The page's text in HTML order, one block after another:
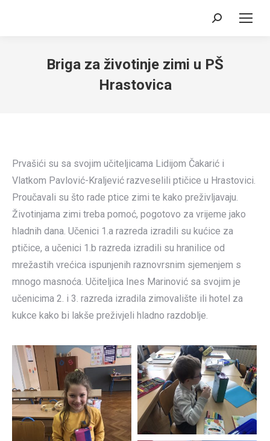
Search:
Briga za životinje zimi u PŠ
Hrastovica
Prvašići su sa svojim učiteljicama Lidijom Čakarić i
Vlatkom Pavlović-Kraljević razveselili ptičice u Hrastovici.
Proučavali su što rade ptice zimi te kako preživljavaju.
Životinjama zimi treba pomoć, pogotovo za vrijeme jako
hladnih dana. Učenici 1.a razreda izradili su kućice za
ptičice, a učenici 1.b razreda izradili su hranilice od
mrežastih vrećica ispunjenih raznovrsnim sjemenjem s
mnogo masnoća. Učiteljica Ines Marinović sa svojim je
učenicima 2. i 3. razreda izradila zimovalište ili hotel za
kukce kako bi lakše preživjeli hladno razdoblje.